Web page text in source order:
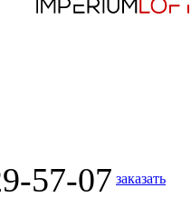
57-07 заказать